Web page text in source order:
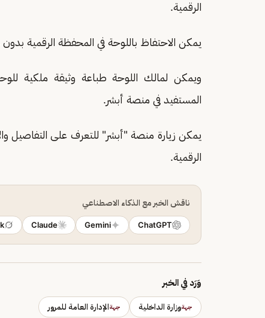
الرقمية.
يمكن الاحتفاظ باللوحة في المحفظة الرقمية
ويمكن لمالك اللوحة طباعة وثيقة ملكية
المستفيد في منصة أبشر.
يمكن زيارة منصة "أبشر" للتعرف على التفاصيل
الرقمية.
ناقش الخبر مع الذكاء الاصطناعي
ChatGPT
Gemini
Claude
وَرَد في الخبر
جهةوزارة الداخلية جهةالإدارة العامة للمرور